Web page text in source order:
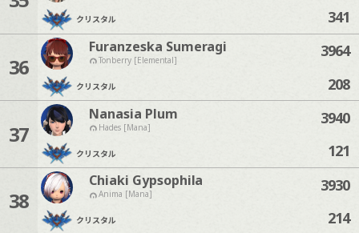
クリスタル 341
36
Furanzeska Sumeragi
Tonberry [Elemental]
クリスタル
3964
208
37
Nanasia Plum
Hades [Mana]
クリスタル
3940
121
38
Chiaki Gypsophila
Anima [Mana]
クリスタル
3930
214